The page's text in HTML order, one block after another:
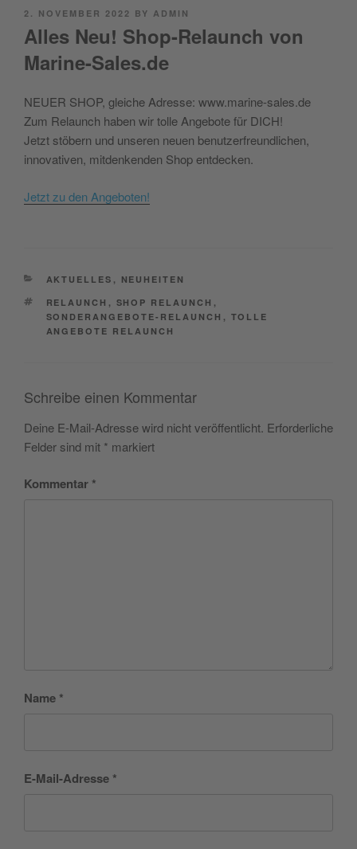
POSTED
ON
2. NOVEMBER 2022 BY ADMIN
Alles Neu! Shop-Relaunch von
Marine-Sales.de
NEUER SHOP, gleiche Adresse: www.marine-sales.de
Zum Relaunch haben wir tolle Angebote für DICH!
Jetzt stöbern und unseren neuen benutzerfreundlichen,
innovativen, mitdenkenden Shop entdecken.
Jetzt zu den Angeboten!
CATEGORIES
AKTUELLES , NEUHEITEN
TAGS
RELAUNCH , SHOP RELAUNCH ,
SONDERANGEBOTE-RELAUNCH , TOLLE
ANGEBOTE RELAUNCH
Schreibe einen Kommentar
Deine E-Mail-Adresse wird nicht veröffentlicht. Erforderliche
Felder sind mit * markiert
Kommentar *
Name *
E-Mail-Adresse *